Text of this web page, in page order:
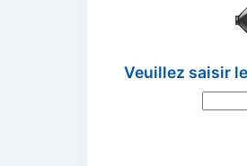
Veuillez saisir